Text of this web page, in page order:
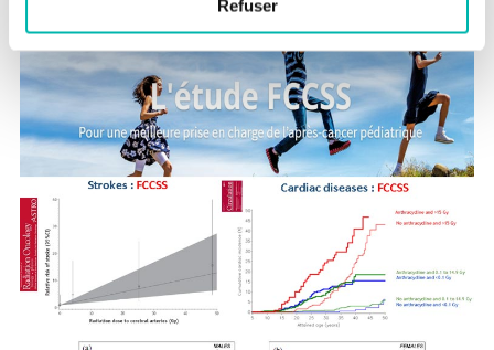
Refuser